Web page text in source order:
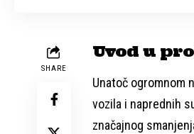
SHARE
Uvod u
Unatoč ogromnom
vozila i naprednih
značajnog